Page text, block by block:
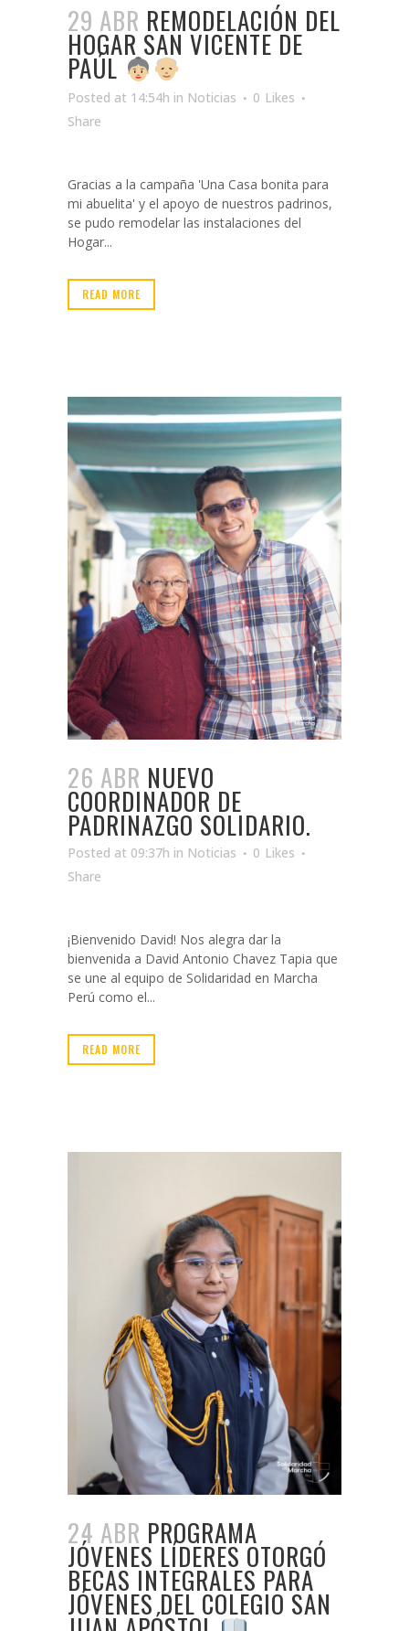
29 ABR REMODELACIÓN DEL
HOGAR SAN VICENTE DE
PAÚL
Posted at 14:54h in Noticias 0 Likes
Share
Gracias a la campaña 'Una Casa bonita para
mi abuelita' y el apoyo de nuestros padrinos,
se pudo remodelar las instalaciones del
Hogar...
READ MORE
26 ABR NUEVO
COORDINADOR DE
PADRINAZGO SOLIDARIO.
Posted at 09:37h in Noticias 0 Likes
Share
¡Bienvenido David! Nos alegra dar la
bienvenida a David Antonio Chavez Tapia que
se une al equipo de Solidaridad en Marcha
Perú como el...
READ MORE
24 ABR PROGRAMA
JÓVENES LÍDERES OTORGÓ
BECAS INTEGRALES PARA
JÓVENES DEL COLEGIO SAN